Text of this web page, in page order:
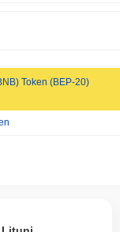
Token (BEP-20)